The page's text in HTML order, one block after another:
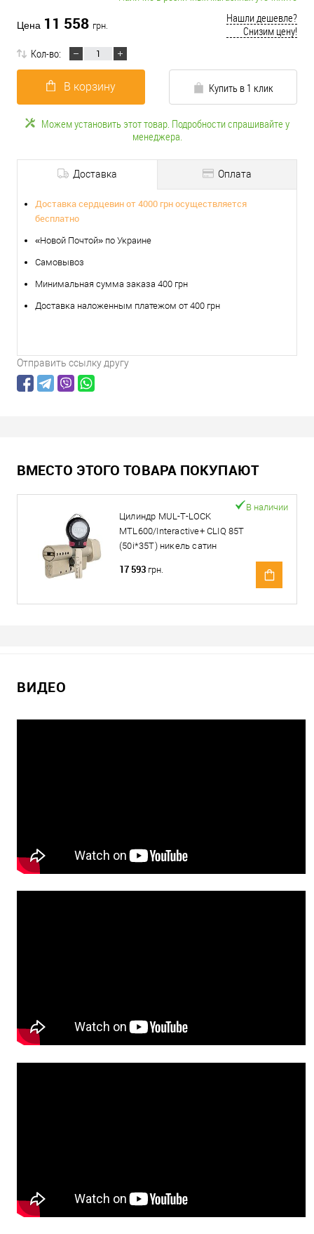
Цена 11 558 грн.
Нашли дешевле?
Снизим цену!
Кол-во:
В корзину Купить в 1 клик
Можем установить этот товар. Подробности спрашивайте у
менеджера.
Доставка Оплата
Доставка сердцевин от 4000 грн осуществляется
бесплатно
«Новой Почтой» по Украине
Самовывоз
Минимальная сумма заказа 400 грн
Доставка наложенным платежом от 400 грн
Отправить ссылку другу
ВМЕСТО ЭТОГО ТОВАРА ПОКУПАЮТ
Цилиндр MUL-T-LOCK
MTL600/Interactive+ CLIQ 85T
(50i*35T) никель сатин
В наличии
17 593 грн.
ВИДЕО